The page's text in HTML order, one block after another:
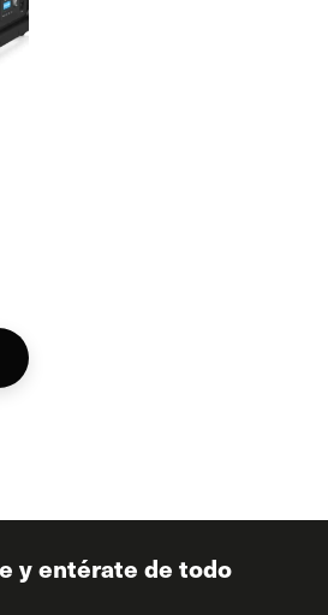
y entérate de todo